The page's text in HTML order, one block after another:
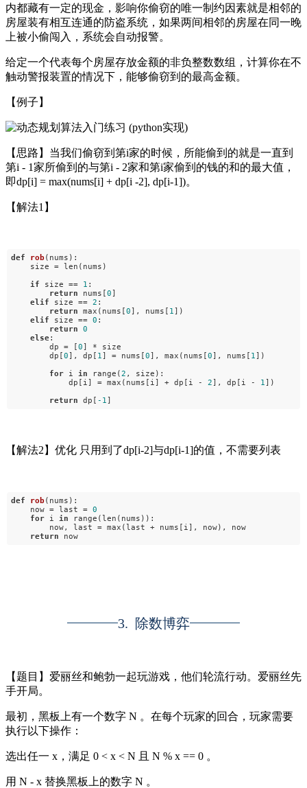
内都藏有一定的现金，影响你偷窃的唯一制约因素就是相邻的
房屋装有相互连通的防盗系统，如果两间相邻的房屋在同一晚
上被小偷闯入，系统会自动报警。
给定一个代表每个房屋存放金额的非负整数数组，计算你在不
触动警报装置的情况下，能够偷窃到的最高金额。
【例子】
【思路】当我们偷窃到第i家的时候，所能偷到的就是一直到
第i - 1家所偷到的与第i - 2家和第i家偷到的钱的和的最大值，
即dp[i] = max(nums[i] + dp[i -2], dp[i-1])。
【解法1】
def rob (nums) :
size = len(nums)
if size == 1 :
return nums[0]
elif size == 2 :
return max(nums[0], nums[ 1])
elif size == 0 :
return
0
else:
dp = [0] * size
dp[0], dp[ 1] = nums[0], max(nums[0], nums[ 1])
fori in range(2 , size):
dp[i] = max(nums[i] + dp[i - 2], dp[i - 1])
return dp[ -1]
【解法2】优化 只用到了dp[i-2]与dp[i-1]的值，不需要列表
def rob (nums) :
now = last = 0
fori in range(len(nums)):
now, last = max(last + nums[i], now), now
return now
3. 除数博弈
【题目】 爱丽丝和鲍勃一起玩游戏，他们轮流行动。 爱丽丝先
手开局。
最初，黑板上有一个数字 N 。在每个玩家的回合，玩家需要
执行以下操作：
选出任一 x，满足 0 < x < N 且 N % x == 0 。
用 N - x 替换黑板上的数字 N 。